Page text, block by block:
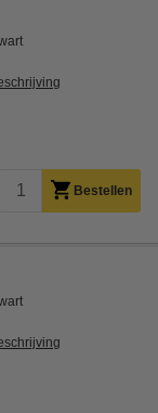
Bestellen